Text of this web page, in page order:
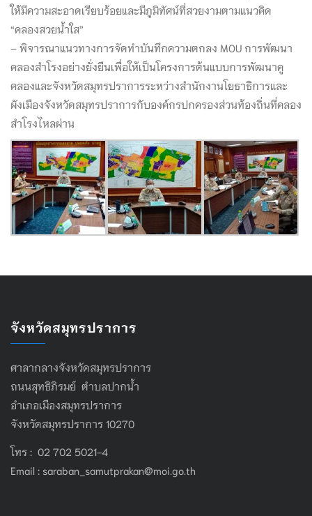
ให้มีความสะอาดเรียบร้อยและมีภูมิทัศน์ที่สวยงามตามแนวคิด
“คลองสวยน้ำใส”
– พิจารณาแนวทางการจัดทำบันทึกความตกลง MOU การพัฒนา
คลองสำโรงอย่างยั่งยืนเพื่อให้เป็นโครงการต้นแบบการพัฒนาคู
คลองและจังหวัดสมุทรปราการระหว่างสำนักงานโยธาธิการและ
ผังเมืองจังหวัดสมุทรปราการกับองค์กรปกครองส่วนท้องถิ่นที่คลอง
สำโรงไหลผ่าน
จังหวัดสมุทรปราการ
ศาลากลางจังหวัดสมุทรปราการ
ถนนสุทธิภิรมย์ ตำบลปากน้ำ
อำเภอเมืองสมุทรปราการ
จังหวัดสมุทรปราการ 10270
โทร : 02 702 5021-4
Email : saraban_samutprakan@moi.go.th